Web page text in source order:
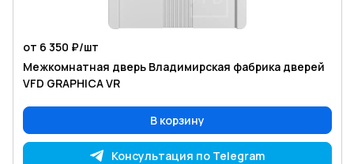
от 6 350 ₽/шт
Межкомнатная дверь Владимирская фабрика дверей
VFD GRAPHICA VR
В корзину
Консультация по Telegram